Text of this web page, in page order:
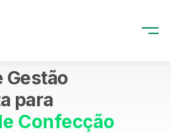
Gestão
para
Confecção